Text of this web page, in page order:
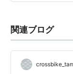
関連ブログ